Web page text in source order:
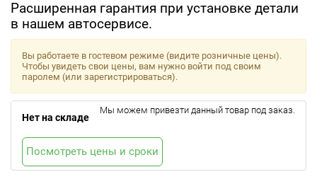
Расширенная гарантия при установке детали
в нашем автосервисе.
Вы работаете в гостевом режиме (видите розничные цены).
Чтобы увидеть свои цены, вам нужно войти под своим
паролем (или зарегистрироваться).
Нет на складе
Мы можем привезти данный товар под заказ.
Посмотреть цены и сроки